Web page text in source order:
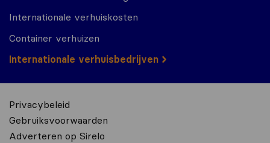
Internationale verhuiskosten
Container verhuizen
Internationale verhuisbedrijven
Privacybeleid
Gebruiksvoorwaarden
Adverteren op Sirelo